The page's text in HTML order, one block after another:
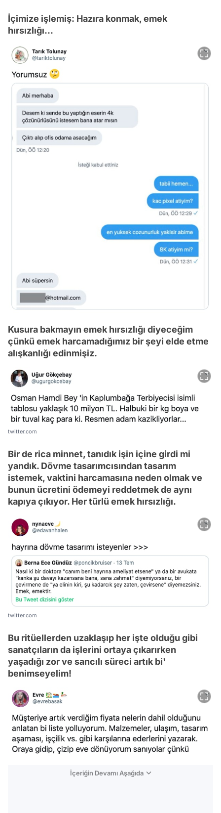
İçimize işlemiş: Hazıra konmak, emek
hırsızlığı...
Kusura bakmayın emek hırsızlığı diyeceğim
çünkü emek harcamadığımız bir şeyi elde etme
alışkanlığı edinmişiz.
twitter.com
Bir de rica minnet, tanıdık işin içine girdi mi
yandık. Dövme tasarımcısından tasarım
istemek, vaktini harcamasına neden olmak ve
bunun ücretini ödemeyi reddetmek de aynı
kapıya çıkıyor. Her türlü emek hırsızlığı.
twitter.com
Bu ritüellerden uzaklaşıp her işte olduğu gibi
sanatçıların da işlerini ortaya çıkarırken
yaşadığı zor ve sancılı süreci artık bi'
benimseyelim!
İçeriğin Devamı Aşağıda